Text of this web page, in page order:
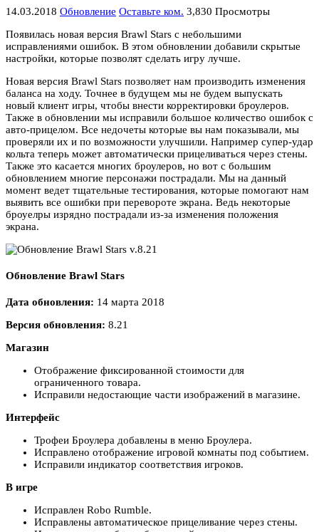
14.03.2018 Обновление Оставьте ком. 3,830 Просмотры
Появилась новая версия Brawl Stars с небольшими
исправлениями ошибок. В этом обновлении добавили скрытые
настройки, которые позволят сделать игру лучше.
Новая версия Brawl Stars позволяет нам производить изменения
баланса на ходу. Точнее в будущем мы не будем выпускать
новый клиент игры, чтобы внести корректировки броулеров.
Также в обновлении мы исправили большое количество ошибок с
авто-прицелом. Все недочеты которые вы нам показывали, мы
проверяли их и по возможности улучшили. Например супер-удар
кольта теперь может автоматически прицеливаться через стены.
Также это касается многих броулеров, но вот с большим
обновлением многие персонажи пострадали. Мы на данный
момент ведет тщательные тестирования, которые помогают нам
выявить все ошибки при перевороте экрана. Ведь некоторые
броуелры изрядно пострадали из-за изменения положения
экрана.
Обновление Brawl Stars
Дата обновления: 14 марта 2018
Версия обновления: 8.21
Магазин
Отображение фиксированной стоимости для
ограниченного товара.
Исправили недостающие части изображений в магазине.
Интерфейс
Трофеи Броулера добавлены в меню Броулера.
Исправлено отображение игровой комнаты под событием.
Исправили индикатор соответствия игроков.
В игре
Исправлен Robo Rumble.
Исправлены автоматическое прицеливание через стены.